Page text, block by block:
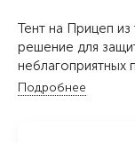
Тент на Прицеп
решение для
неблагоприятных
Подробнее